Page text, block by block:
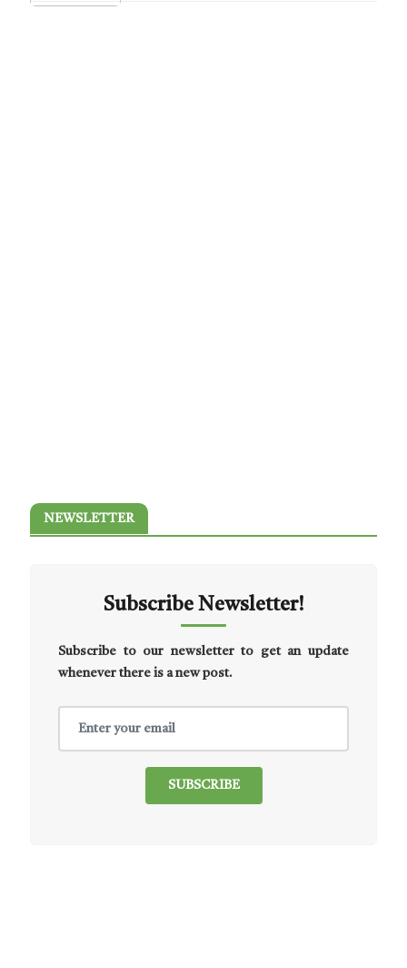
NEWSLETTER
Subscribe Newsletter!
Subscribe to our newsletter to get an update
whenever there is a new post.